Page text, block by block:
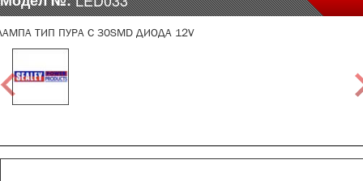
ТИП ПУРА С 30SMD ДИОДА 12V